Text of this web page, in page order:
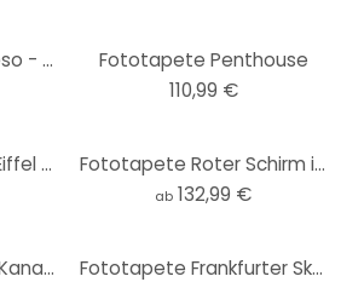
Fototapete Ruiz Dueso - New York bei Sonnenuntergang
Fototapete Penthouse
110,99 €
Fototapete La Tour Eiffel Aquarell - Vertikal Fototapete Roter Schirm in New York Aquarell
ab 132,99 €
Fototapete Rivers - Kanada
Fototapete Frankfurter Skyline - 384x260 cm